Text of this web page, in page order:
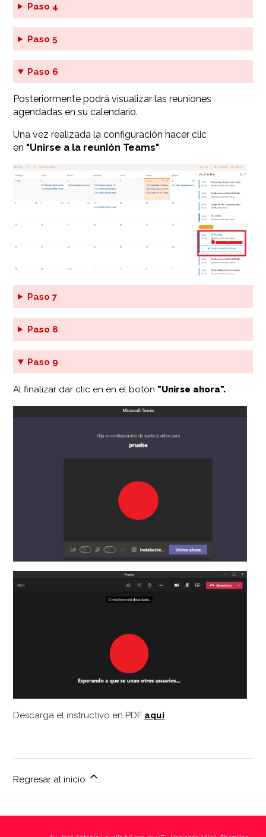
Paso 4
Paso 5
Paso 6
Posteriormente podrá visualizar las reuniones
agendadas en su calendario.
Una vez realizada la configuración hacer clic
en "Unirse a la reunión Teams"
Paso 7
Paso 8
Paso 9
Al finalizar dar clic en en el botón "Unirse ahora".
Descarga el instructivo en PDF aquí
Regresar al inicio